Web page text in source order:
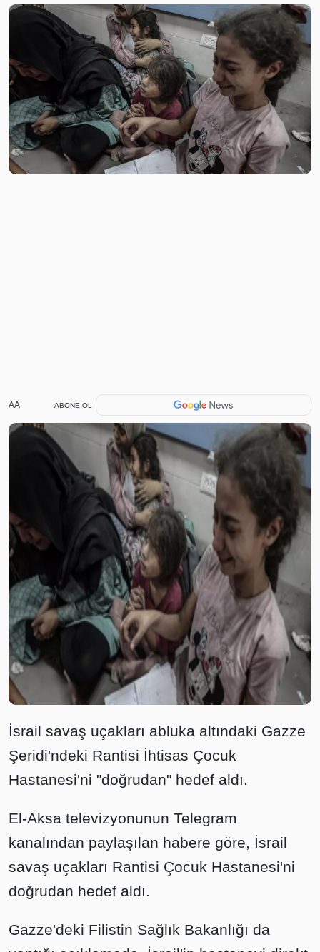
AA ABONE OL
İsrail savaş uçakları abluka altındaki Gazze
Şeridi'ndeki Rantisi İhtisas Çocuk
Hastanesi'ni "doğrudan" hedef aldı.
El-Aksa televizyonunun Telegram
kanalından paylaşılan habere göre, İsrail
savaş uçakları Rantisi Çocuk Hastanesi'ni
doğrudan hedef aldı.
Gazze'deki Filistin Sağlık Bakanlığı da